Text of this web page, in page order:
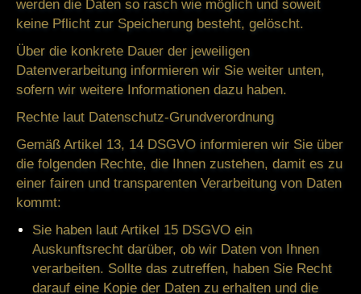
werden die Daten so rasch wie möglich und soweit
keine Pflicht zur Speicherung besteht, gelöscht.
Über die konkrete Dauer der jeweiligen
Datenverarbeitung informieren wir Sie weiter unten,
sofern wir weitere Informationen dazu haben.
Rechte laut Datenschutz-Grundverordnung
Gemäß Artikel 13, 14 DSGVO informieren wir Sie über
die folgenden Rechte, die Ihnen zustehen, damit es zu
einer fairen und transparenten Verarbeitung von Daten
kommt:
Sie haben laut Artikel 15 DSGVO ein
Auskunftsrecht darüber, ob wir Daten von Ihnen
verarbeiten. Sollte das zutreffen, haben Sie Recht
darauf eine Kopie der Daten zu erhalten und die